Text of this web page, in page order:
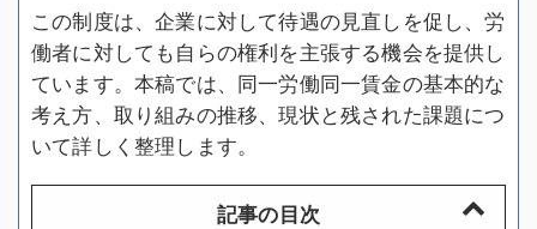
この制度は、企業に対して待遇の見直しを促し、労
働者に対しても自らの権利を主張する機会を提供し
ています。本稿では、同一労働同一賃金の基本的な
考え方、取り組みの推移、現状と残された課題につ
いて詳しく整理します。
記事の目次